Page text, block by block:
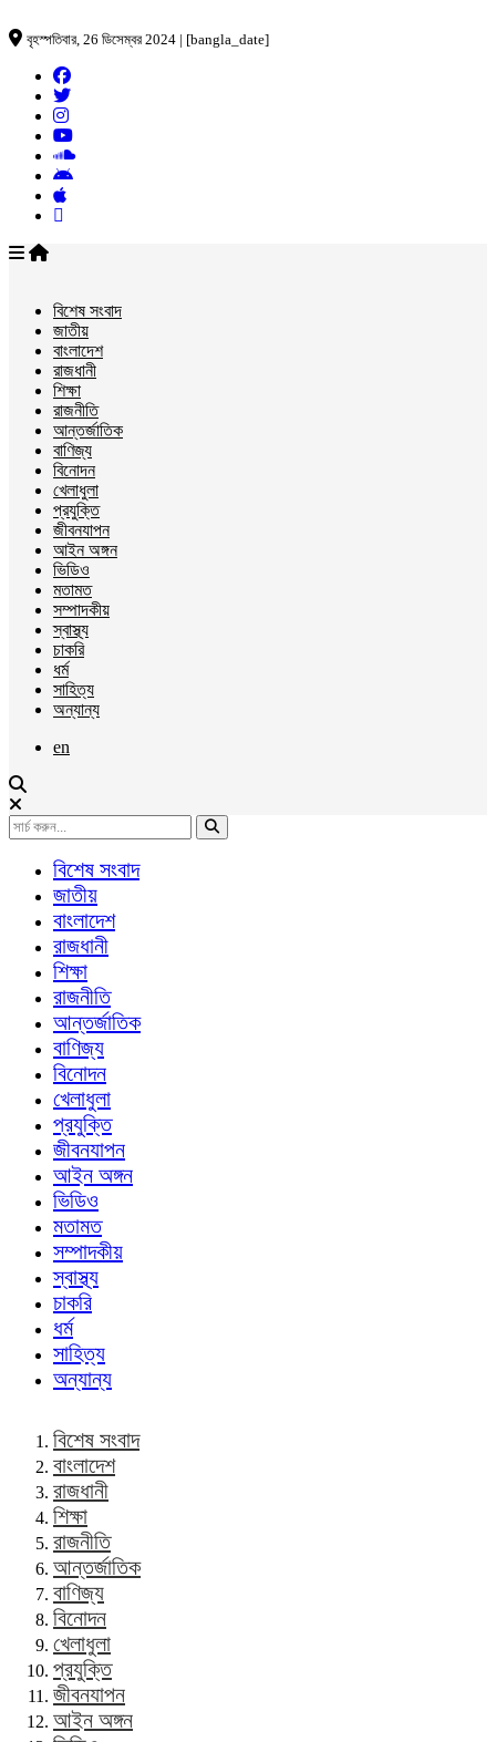
বৃহস্পতিবার, 26 ডিসেম্বর 2024 | [bangla_date]
বিশেষ সংবাদ
জাতীয়
বাংলাদেশ
রাজধানী
শিক্ষা
রাজনীতি
আন্তর্জাতিক
বাণিজ্য
বিনোদন
খেলাধুলা
প্রযুক্তি
জীবনযাপন
আইন অঙ্গন
ভিডিও
মতামত
সম্পাদকীয়
স্বাস্থ্য
চাকরি
ধর্ম
সাহিত্য
অন্যান্য
en
বিশেষ সংবাদ
জাতীয়
বাংলাদেশ
রাজধানী
শিক্ষা
রাজনীতি
আন্তর্জাতিক
বাণিজ্য
বিনোদন
খেলাধুলা
প্রযুক্তি
জীবনযাপন
আইন অঙ্গন
ভিডিও
মতামত
সম্পাদকীয়
স্বাস্থ্য
চাকরি
ধর্ম
সাহিত্য
অন্যান্য
বিশেষ সংবাদ
বাংলাদেশ
রাজধানী
শিক্ষা
রাজনীতি
আন্তর্জাতিক
বাণিজ্য
বিনোদন
খেলাধুলা
প্রযুক্তি
জীবনযাপন
আইন অঙ্গন